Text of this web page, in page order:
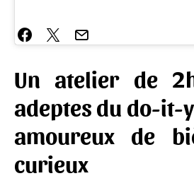
Un atelier de
adeptes du do-it-
amoureux de
curieux